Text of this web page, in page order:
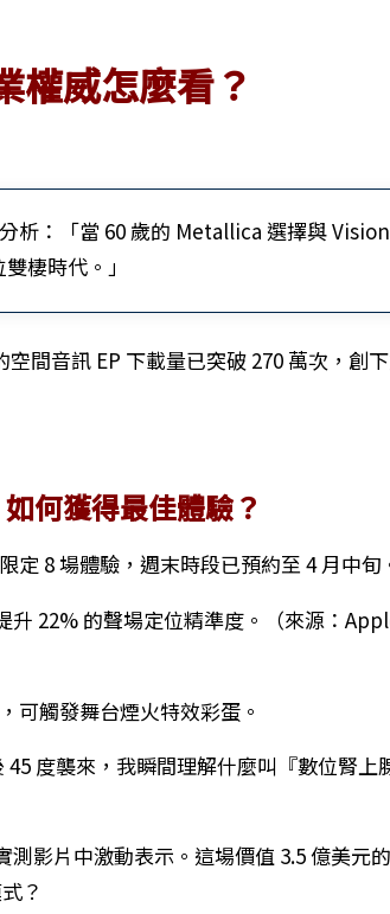
權威怎麼看？
析：「當 60 歲的 Metallica 選擇與
棲時代。」
間音訊 EP 下載量已突破 270 萬次，創
何獲得最佳體驗？
定 8 場體驗，週末時段已預約至 4 月中旬
升 22% 的聲場定位精準度。（來源：
可觸發舞台煙火特效彩蛋。
度襲來，我瞬間理解什麼叫『數位腎上
影片中激動表示。這場價值 3.5 億美元
？